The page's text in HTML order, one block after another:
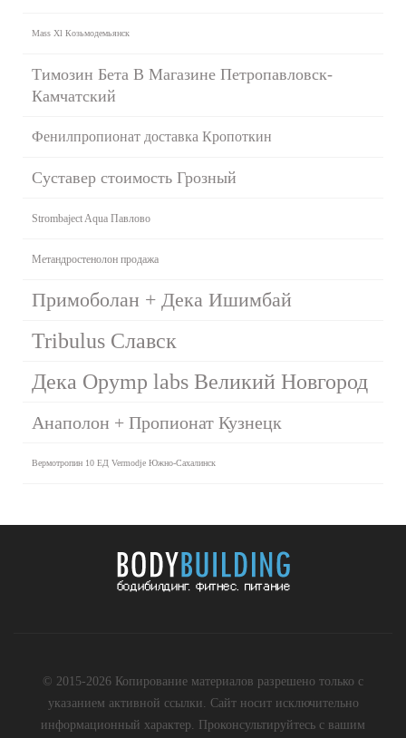
Mass Xl Козьмодемьянск
Tимозин Бета В Магазине Петропавловск-
Камчатский
Фенилпропионат доставка Кропоткин
Суставер стоимость Грозный
Strombaject Aqua Павлово
Метандростенолон продажа
Примоболан + Дека Ишимбай
Tribulus Славск
Дека Opymp labs Великий Новгород
Анаполон + Пропионат Кузнецк
Вермотропин 10 ЕД Vermodje Южно-Сахалинск
© 2015-2026 Копирование материалов разрешено только с
указанием активной ссылки. Сайт носит исключительно
информационный характер. Проконсультируйтесь с вашим